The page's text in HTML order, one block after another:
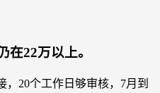
在22万以上。
20个工作日够审核，7月到